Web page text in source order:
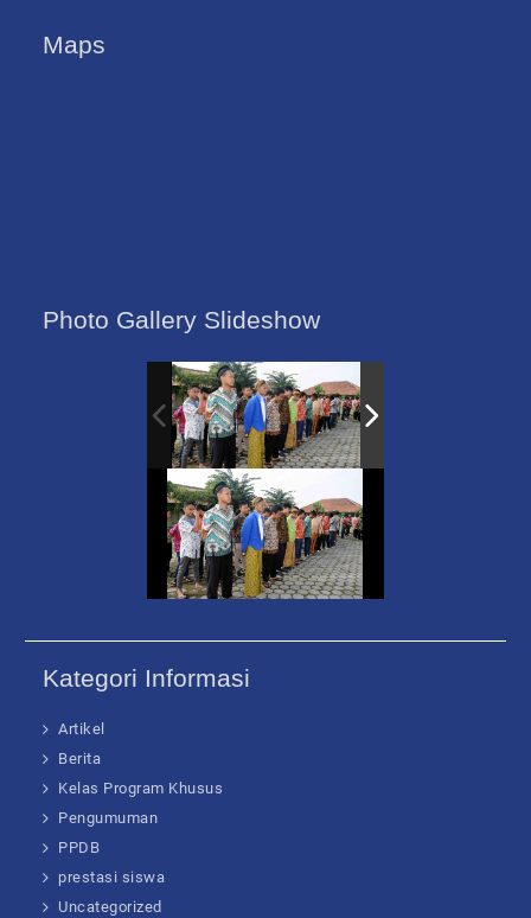
Maps
Photo Gallery Slideshow
Kategori Informasi
Artikel
Berita
Kelas Program Khusus
Pengumuman
PPDB
prestasi siswa
Uncategorized